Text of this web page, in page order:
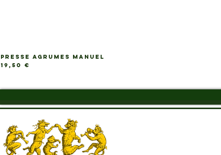
PRESSE AGRUMES MANUEL
Prix
19,50 €